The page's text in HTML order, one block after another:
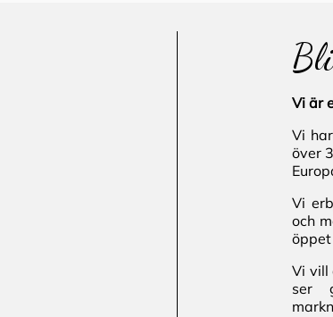
Vi är
Vi
över
Vi
och
Vi vill
ser